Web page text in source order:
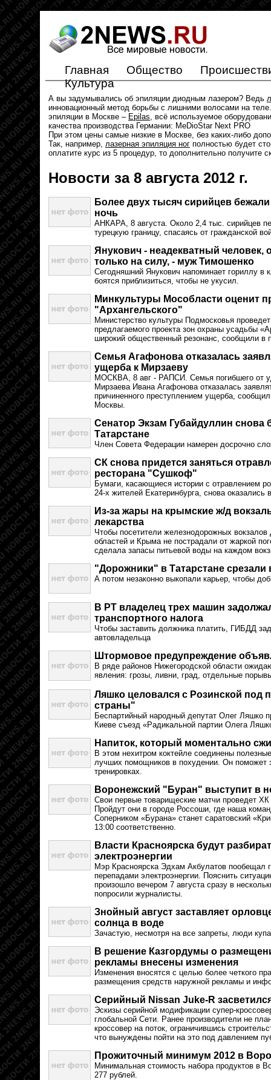
Главная Общество
Культура
А вы задумывались об эпиляции диодным лазером? Ведь
инновационный метод борьбы с лишними волосами на
эпиляции в Москве – Epilas, всё используемое
качества производства Германии: MeDioStar Next PRO
При этом цены самые низкие в Москве, без каких-либо
Так, например, лазерная эпиляция ног полностью будет
оплатите курс из 5 процедур, то дополнительно получите
Новости за 8 августа 2012 г.
Более двух тысяч сирийцев
ночь
АНКАРА, 8 августа. Около 2,4 тыс. сирийцев
турецкую границу, спасаясь от гражданской
Янукович - неадекватный человек,
только на силу, - муж Тимошенко
Сегодняшний Янукович напоминает гориллу в
боятся приблизиться, чтобы не укусил.
Минкультуры Мособласти оценит
"Архангельского"
Министерство культуры Подмосковья
предлагаемого проекта зон охраны усадьбы
широкий общественный резонанс, сообщили в
Семья Агафонова отказалась
ущерба к Мирзаеву
МОСКВА, 8 авг - РАПСИ. Семья погибшего от
Мирзаева Ивана Агафонова отказалась
причиненного преступлением ущерба,
Москвы.
Сенатор Экзам Губайдуллин снова
Татарстане
Член Совета Федерации намерен досрочно
СК снова придется заняться
ресторана "Сушкоф"
Бумаги, касающиеся истории с отравлением
24-х жителей Екатеринбурга, снова оказались
Из-за жары на крымские ж/д
лекарства
Чтобы посетители железнодорожных вокзалов
областей и Крыма не пострадали от жаркой
сделала запасы питьевой воды на каждом
"Дорожники" в Татарстане
А потом незаконно выкопали карьер, чтобы
В РТ владелец трех машин
транспортного налога
Чтобы заставить должника платить, ГИБДД
автовладельца
Штормовое предупреждение
В ряде районов Нижегородской области
явления: грозы, ливни, град, отдельные
Ляшко целовался с Розинской под
страны"
Беспартийный народный депутат Олег Ляшко
Киеве съезд «Радикальной партии Олега
Напиток, который моментально
В этом нехитром коктейле соединены
лучших помощников в похудении. Он поможет
тренировках.
Воронежский "Буран" выступит в
Свои первые товарищеские матчи проведет ХК
Пройдут они в городе Россоши, где наша
Соперником «Бурана» станет саратовский
13:00 соответственно.
Власти Красноярска будут
электроэнергии
Мэр Красноярска Эдхам Акбулатов пообещал
перепадами электроэнергии. Пояснить
произошло вечером 7 августа сразу в
попросили журналисты.
Знойный август заставляет
солнца в воде
Зачастую, несмотря на все запреты, люди
В решение Казгордумы о
рекламы внесены изменения
Изменения вносятся с целью более четкого
размещения средств наружной рекламы и
Серийный Nissan Juke-R
Эскизы серийной модификации супер-
глобальной Сети. Ранее производители не
кроссовер на поток, ограничившись
что вынуждены пойти на это под давлением
Прожиточный минимум 2012 в
Минимальная стоимость набора продуктов в
277 рублей.